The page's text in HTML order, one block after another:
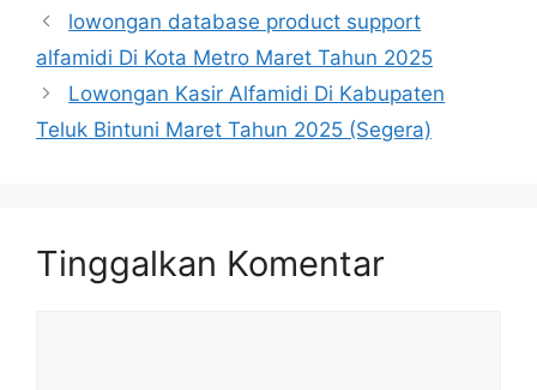
lowongan database product support
alfamidi Di Kota Metro Maret Tahun 2025
Lowongan Kasir Alfamidi Di Kabupaten
Teluk Bintuni Maret Tahun 2025 (Segera)
Tinggalkan Komentar